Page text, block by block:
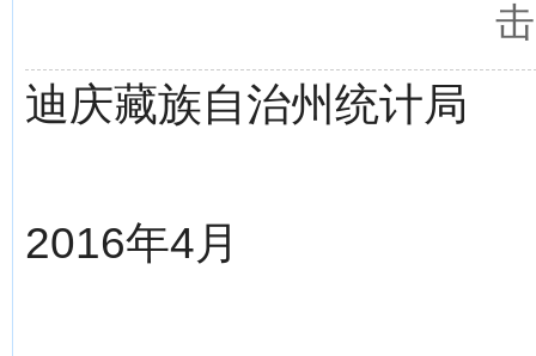
迪庆藏族自治州统计局
2016年4月